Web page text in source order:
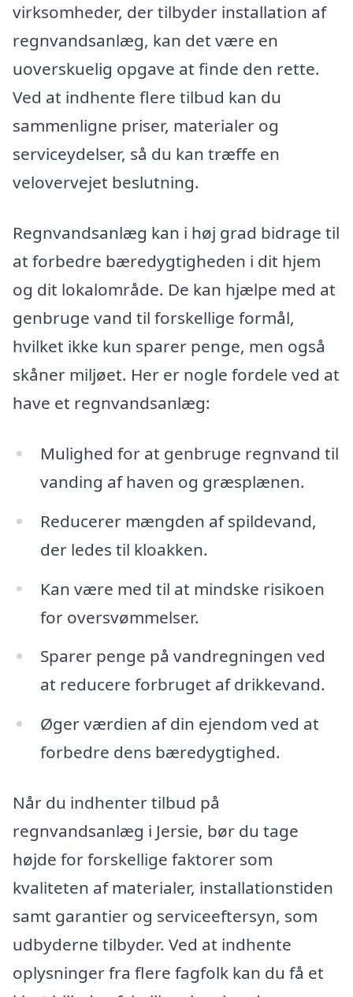
virksomheder, der tilbyder installation af
regnvandsanlæg, kan det være en
uoverskuelig opgave at finde den rette.
Ved at indhente flere tilbud kan du
sammenligne priser, materialer og
serviceydelser, så du kan træffe en
velovervejet beslutning.
Regnvandsanlæg kan i høj grad bidrage til
at forbedre bæredygtigheden i dit hjem
og dit lokalområde. De kan hjælpe med at
genbruge vand til forskellige formål,
hvilket ikke kun sparer penge, men også
skåner miljøet. Her er nogle fordele ved at
have et regnvandsanlæg:
Mulighed for at genbruge regnvand til
vanding af haven og græsplænen.
Reducerer mængden af spildevand,
der ledes til kloakken.
Kan være med til at mindske risikoen
for oversvømmelser.
Sparer penge på vandregningen ved
at reducere forbruget af drikkevand.
Øger værdien af din ejendom ved at
forbedre dens bæredygtighed.
Når du indhenter tilbud på
regnvandsanlæg i Jersie, bør du tage
højde for forskellige faktorer som
kvaliteten af materialer, installationstiden
samt garantier og serviceeftersyn, som
udbyderne tilbyder. Ved at indhente
oplysninger fra flere fagfolk kan du få et